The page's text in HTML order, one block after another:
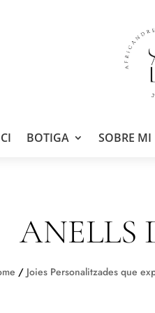
BOTIGA SOBRE MI
ANELLS
/ Joies Personalitzades que